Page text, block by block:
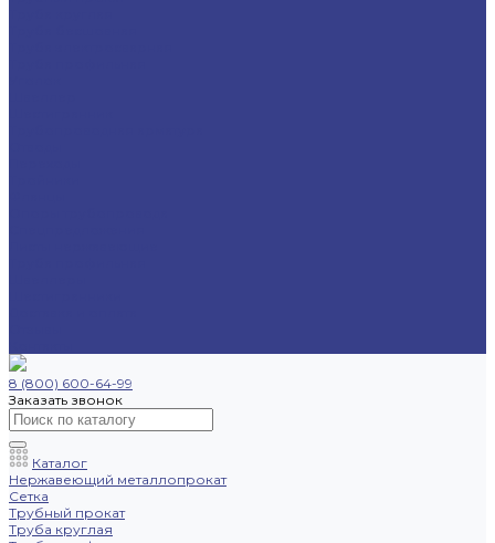
8 (800) 600-64-99
Заказать звонок
Каталог
Нержавеющий металлопрокат
Сетка
Трубный прокат
Труба круглая